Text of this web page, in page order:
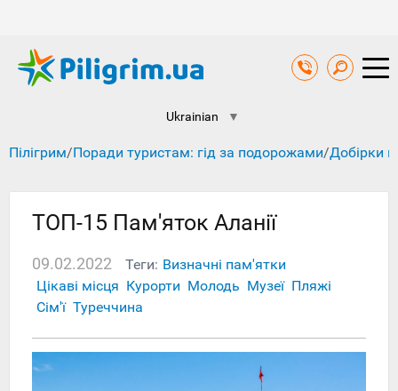
Ukrainian ▼
Пілігрим/Поради туристам: гід за подорожами/Добірки
ТОП-15 Пам'яток Аланії
09.02.2022 Теги: Визначні пам'ятки
Цікаві місця Курорти Молодь Музеї Пляжі
Сім'ї Туреччина